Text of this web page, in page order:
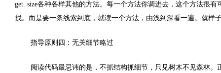
get. size各种各样其他的方法。每一个方法你调进去，这个方法很
找。而是要一条线索到底，就读一个方法，由浅到深看一遍。就样
指导原则四：无关细节略过
阅读代码最忌讳的是，不抓结构抓细节，只见树木不见森林